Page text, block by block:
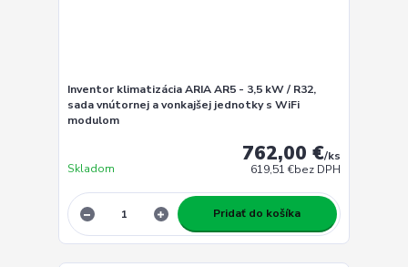
Inventor klimatizácia ARIA AR5 - 3,5 kW / R32,
sada vnútornej a vonkajšej jednotky s WiFi
modulom
762,00 €/ks
619,51 €bez DPH
Skladom
Pridať do košíka